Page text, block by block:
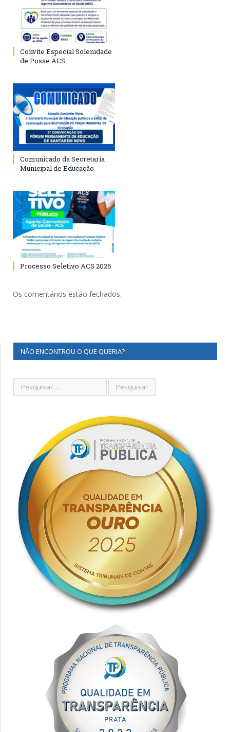
Convite Especial Solenidade
de Posse ACS
Comunicado da Secretaria
Municipal de Educação
Processo Seletivo ACS 2026
Os comentários estão fechados.
NÃO ENCONTROU O QUE QUERIA?